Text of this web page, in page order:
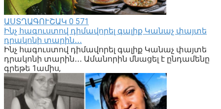
ԱՍՏՂԱԳՈՒՇԱԿ 0 571
Ինչ հագուստով դիմավորել գալիք Կանաչ փայտե
դրակոնի տարին․․․
Ինչ հագուստով դիմավորել գալիք Կանաչ փայտե
դրակոնի տարին․․․ Ամանորին մնացել է ընդամենը
գրեթե 1ամիս,